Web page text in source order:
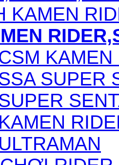
KAMEN
SUPER